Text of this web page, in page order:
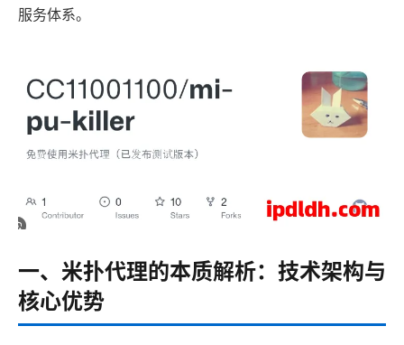
服务体系。
一、米扑代理的本质解析：技术架构与
核心优势